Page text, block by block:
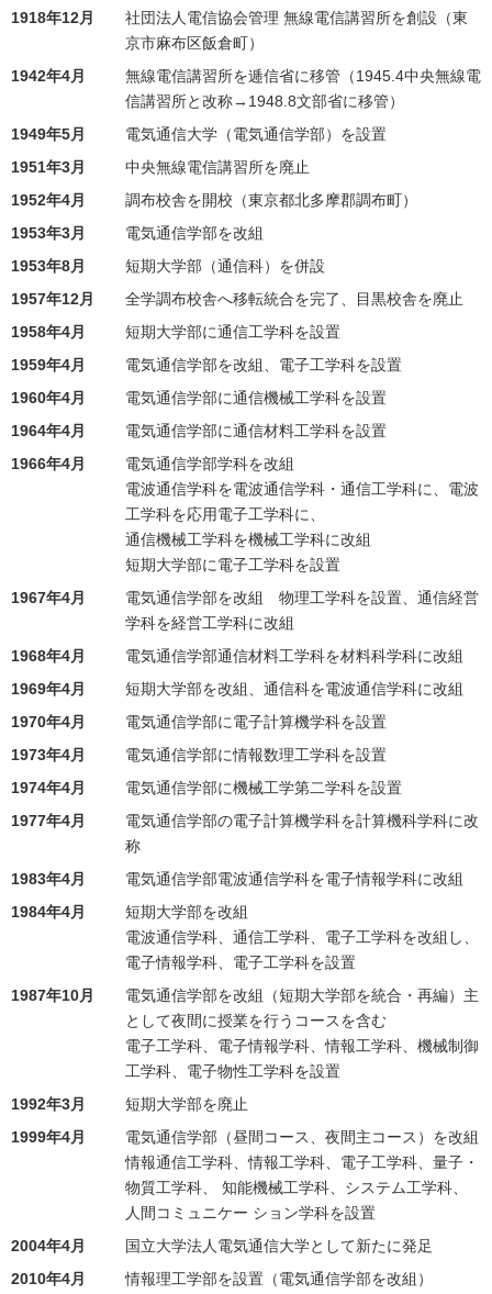
1918年12月
社団法人電信協会管理 無線電信講習所を創設（東
京市麻布区飯倉町）
1942年4月
無線電信講習所を逓信省に移管（1945.4中央無線電
信講習所と改称→1948.8文部省に移管）
1949年5月
電気通信大学（電気通信学部）を設置
1951年3月
中央無線電信講習所を廃止
1952年4月
調布校舎を開校（東京都北多摩郡調布町）
1953年3月
電気通信学部を改組
1953年8月
短期大学部（通信科）を併設
1957年12月
全学調布校舎へ移転統合を完了、目黒校舎を廃止
1958年4月
短期大学部に通信工学科を設置
1959年4月
電気通信学部を改組、電子工学科を設置
1960年4月
電気通信学部に通信機械工学科を設置
1964年4月
電気通信学部に通信材料工学科を設置
1966年4月
電気通信学部学科を改組
電波通信学科を電波通信学科・通信工学科に、電波
工学科を応用電子工学科に、
通信機械工学科を機械工学科に改組
短期大学部に電子工学科を設置
1967年4月
電気通信学部を改組 物理工学科を設置、通信経営
学科を経営工学科に改組
1968年4月
電気通信学部通信材料工学科を材料科学科に改組
1969年4月
短期大学部を改組、通信科を電波通信学科に改組
1970年4月
電気通信学部に電子計算機学科を設置
1973年4月
電気通信学部に情報数理工学科を設置
1974年4月
電気通信学部に機械工学第二学科を設置
1977年4月
電気通信学部の電子計算機学科を計算機科学科に改
称
1983年4月
電気通信学部電波通信学科を電子情報学科に改組
1984年4月
短期大学部を改組
電波通信学科、通信工学科、電子工学科を改組し、
電子情報学科、電子工学科を設置
1987年10月
電気通信学部を改組（短期大学部を統合・再編）主
として夜間に授業を行うコースを含む
電子工学科、電子情報学科、情報工学科、機械制御
工学科、電子物性工学科を設置
1992年3月
短期大学部を廃止
1999年4月
電気通信学部（昼間コース、夜間主コース）を改組
情報通信工学科、情報工学科、電子工学科、量子・
物質工学科、 知能機械工学科、システム工学科、
人間コミュニケー ション学科を設置
2004年4月
国立大学法人電気通信大学として新たに発足
2010年4月
情報理工学部を設置（電気通信学部を改組）